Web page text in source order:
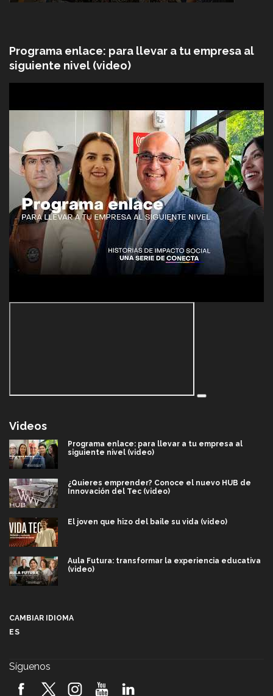
Programa enlace: para llevar a tu empresa al
siguiente nivel (video)
Videos
Programa enlace: para llevar a tu empresa al
siguiente nivel (video)
¿Quieres emprender? Conoce el nuevo HUB de
Innovación del Tec (video)
El joven que hizo del baile su vida (video)
Aula Futura: transformar la experiencia educativa
(video)
2026! (video)
CAMBIAR IDIOMA
ES
Síguenos